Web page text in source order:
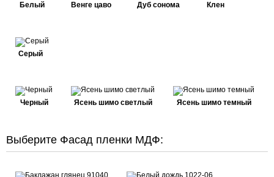
Белый Венге цаво Дуб сонома Клен
Серый
Черный Ясень шимо светлый Ясень шимо темный
Выберите Фасад пленки МДФ: